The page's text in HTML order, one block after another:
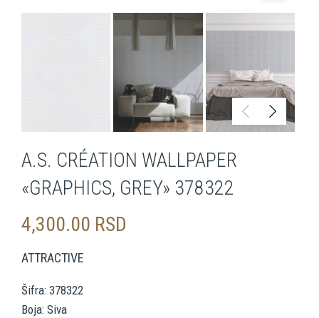
A.S. CRÉATION WALLPAPER
«GRAPHICS, GREY» 378322
4,300.00 RSD
ATTRACTIVE
Šifra: 378322
Boja: Siva